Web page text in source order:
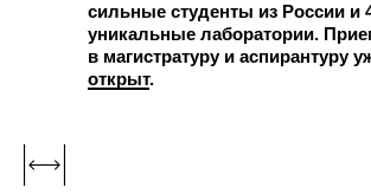
сильные студенты из России и
уникальные лаборатории.
в магистратуру и аспирантуру
открыт.